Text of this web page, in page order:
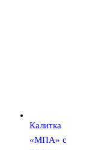
Калитка
«МПА» с